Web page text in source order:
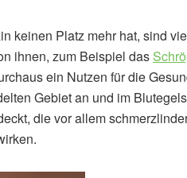
keinen Platz mehr hat, sind
ihnen, zum Beispiel das
ein Nutzen für die
Gebiet an und im
die vor allem